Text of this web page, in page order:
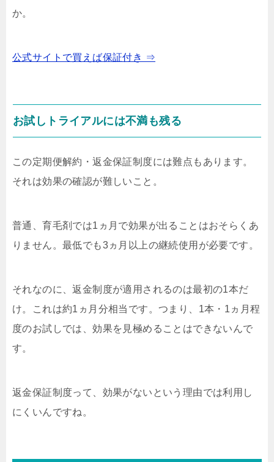
か。
公式サイトで買えば保証付き ⇒
お試しトライアルには不満も残る
この定期便解約・返金保証制度には難点もあります。
それは効果の確認が難しいこと。
普通、育毛剤では1ヵ月で効果が出ることはおそらくあ
りません。最低でも3ヵ月以上の継続使用が必要です。
それなのに、返金制度が適用されるのは最初の1本だ
け。これは約1ヵ月分相当です。つまり、1本・1ヵ月程
度のお試しでは、効果を見極めることはできないんで
す。
返金保証制度って、効果がないという理由では利用し
にくいんですね。